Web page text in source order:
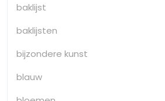
baklijst
baklijsten
bijzondere kunst
blauw